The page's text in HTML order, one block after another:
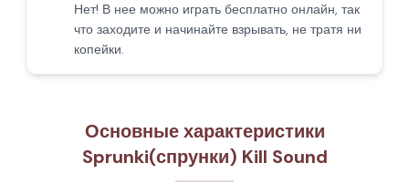
Нет! В нее можно играть бесплатно онлайн, так
что заходите и начинайте взрывать, не тратя ни
копейки.
Основные характеристики
Sprunki(спрунки) Kill Sound